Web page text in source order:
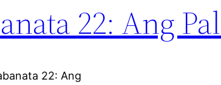
22: Ang
22: Ang